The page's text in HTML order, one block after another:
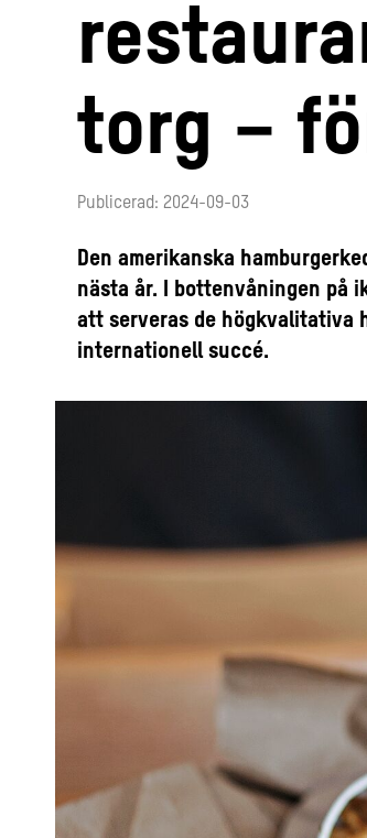
torg –
Publicerad: 2024-09-03
Den amerikanska
nästa år. I bottenvåningen på
att serveras de högkvalitativa
internationell succé.